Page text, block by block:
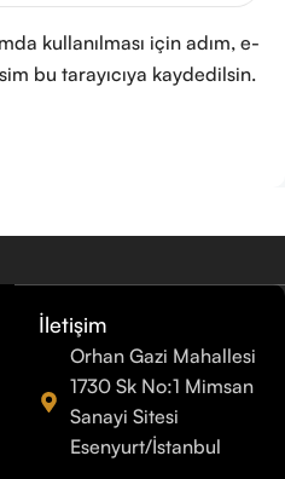
kullanılması için adım, e-
bu tarayıcıya kaydedilsin.
İletişim
Orhan Gazi Mahallesi
1730 Sk No:1 Mimsan
Sanayi Sitesi
Esenyurt/İstanbul